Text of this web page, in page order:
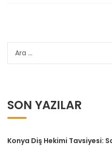
SON YAZILAR
Konya Diş Hekimi Tavsiyesi: